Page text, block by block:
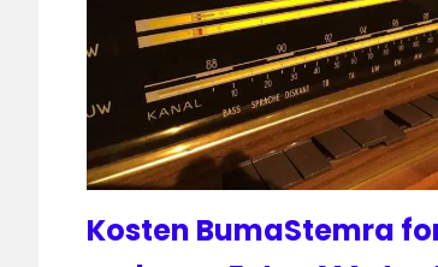
Kosten BumaStemra